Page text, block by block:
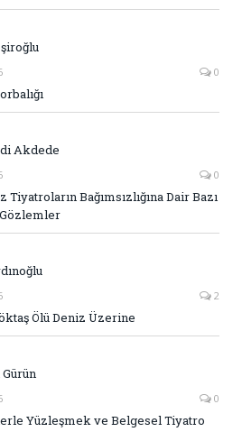
0
Akdede
0
Tiyatroların Bağımsızlığına Dair Bazı
2
Ölü Deniz Üzerine
0
Yüzleşmek ve Belgesel Tiyatro